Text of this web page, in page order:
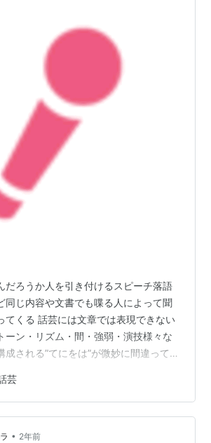
だろうか人を引き付けるスピーチ落語
同じ内容や文書でも喋る人によって聞
てくる 話芸には文章では表現できない
ーン・リズム・間・強弱・演技様々な
成される”てにをは”が微妙に間違ってい
の「横山ノックを天国へ送る会」での
も聞いた横山ノックの経歴と人生欠点
のこと笑いを交えた見事なスピーチに
てだいぶ経ってからの久しぶりの公の
芸
• 2年前